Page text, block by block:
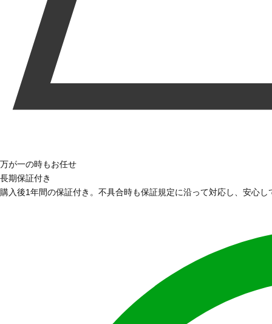
万が一の時もお任せ
長期保証付き
購入後1年間の保証付き。不具合時も保証規定に沿って対応し、安心